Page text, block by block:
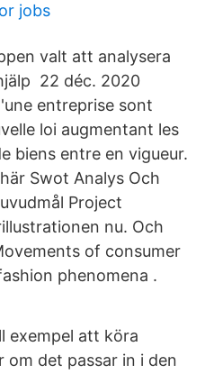
jobs
valt att analysera
22 déc. 2020
entreprise sont
loi augmentant les
biens entre en vigueur.
Swot Analys Och
Project
nu. Och
of consumer
phenomena .
exempel att köra
det passar in i den